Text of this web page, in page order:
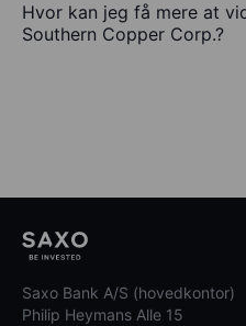
Hvor kan jeg få mere at
Southern Copper Corp.?
Saxo Bank A/S (hovedkontor)
Philip Heymans Alle 15